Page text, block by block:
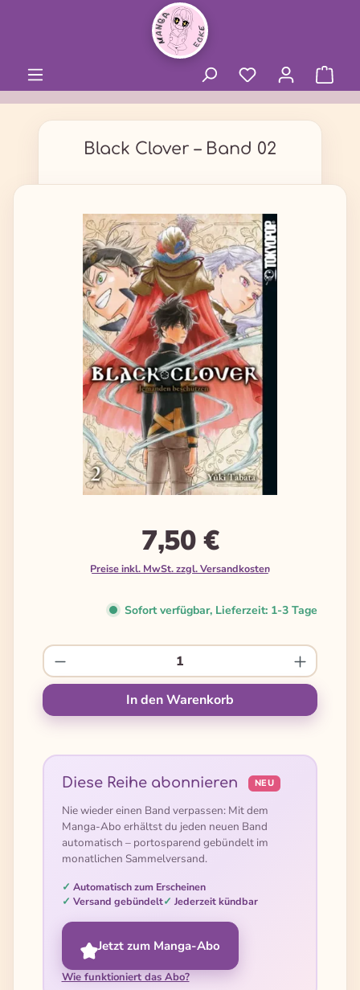
Black Clover – Band 02
Bildergalerie überspringen
7,50 €
Preise inkl. MwSt. zzgl. Versandkosten
Sofort verfügbar, Lieferzeit: 1-3 Tage
Produkt Anzahl: Gib den gewünschten
In den Warenkorb
Diese Reihe abonnieren NEU
Nie wieder einen Band verpassen: Mit dem
Manga-Abo erhältst du jeden neuen Band
automatisch – portosparend gebündelt im
monatlichen Sammelversand.
Automatisch zum Erscheinen
Versand gebündelt
Jederzeit kündbar
Jetzt zum Manga-Abo
Wie funktioniert das Abo?